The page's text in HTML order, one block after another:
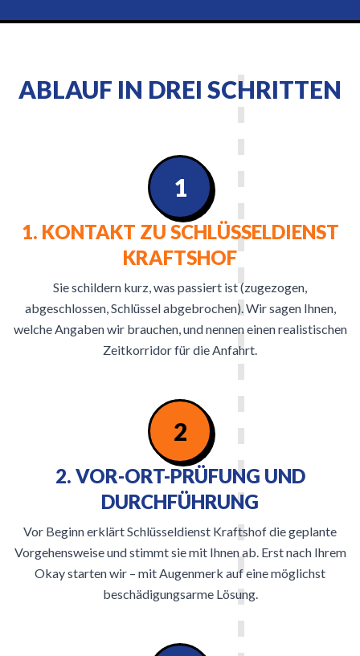
ABLAUF IN DREI SCHRITTEN
1. KONTAKT ZU SCHLÜSSELDIENST
KRAFTSHOF
Sie schildern kurz, was passiert ist (zugezogen,
abgeschlossen, Schlüssel abgebrochen). Wir sagen Ihnen,
welche Angaben wir brauchen, und nennen einen realistischen
Zeitkorridor für die Anfahrt.
1
2
2. VOR-ORT-PRÜFUNG UND
DURCHFÜHRUNG
Vor Beginn erklärt Schlüsseldienst Kraftshof die geplante
Vorgehensweise und stimmt sie mit Ihnen ab. Erst nach Ihrem
Okay starten wir – mit Augenmerk auf eine möglichst
beschädigungsarme Lösung.